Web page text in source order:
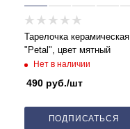
Тарелочка керамическая
"Petal", цвет мятный
Нет в наличии
490 руб./шт
ПОДПИСАТЬСЯ